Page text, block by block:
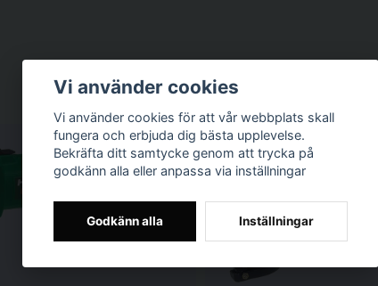
Vi använder cookies
Vi använder cookies för att vår webbplats skall
fungera och erbjuda dig bästa upplevelse.
Bekräfta ditt samtycke genom att trycka på
godkänn alla eller anpassa via inställningar
Godkänn alla Inställningar